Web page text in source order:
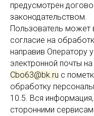
предусмотрен
законодательством.
Пользователь может
согласие на
направив Оператору
электронной почты
Cbo63@bk.ru с
обработку
10.5. Вся
сторонними